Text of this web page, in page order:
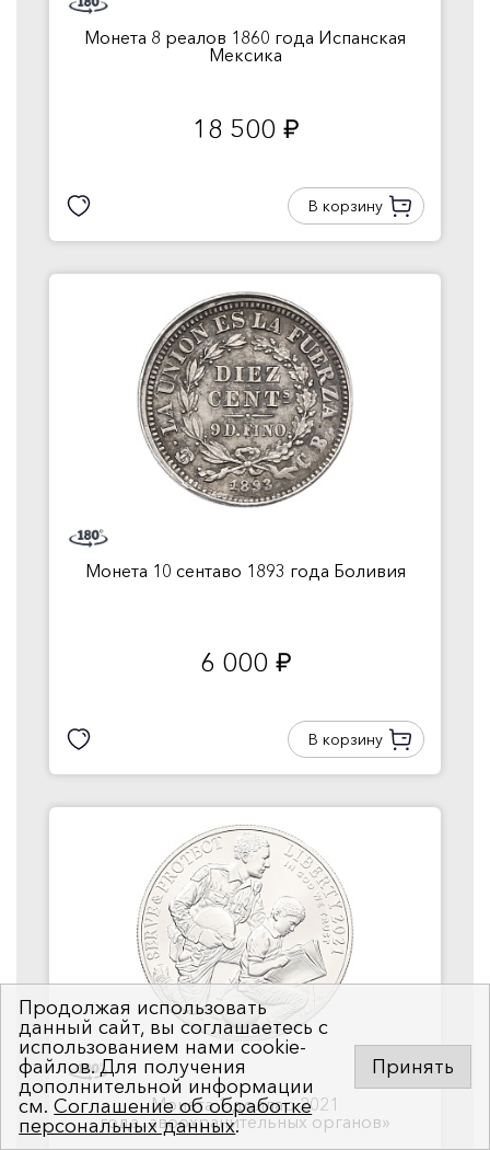
Монета 8 реалов 1860 года Испанская
Мексика
18 500 руб.
В корзину
Монета 10 сентаво 1893 года Боливия
6 000 руб.
В корзину
Монета 1 доллар 2021
года...авоохранительных органов»
Продолжая использовать
данный сайт, вы соглашаетесь с
использованием нами cookie-
файлов. Для получения
дополнительной информации
см.Соглашение об обработке
персональных данных.
Принять